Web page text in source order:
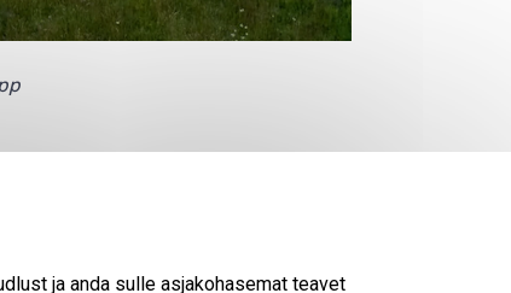
© 2026KESKKONNAAMETSISUKAARTESITA PÄRING
ja anda sulle asjakohasemat teavet